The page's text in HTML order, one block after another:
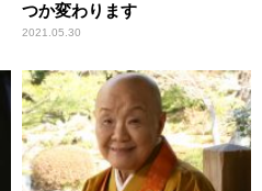
つか変わります
2021.05.30